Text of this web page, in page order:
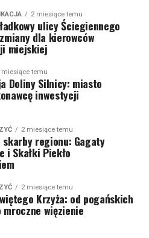
2 miesiące temu
ulicy Ściegiennego
dla kierowców
miejskiej
miesiące temu
Doliny Silnicy: miasto
inwestycji
2 miesiące temu
skarby regionu: Gagaty
i Skałki Piekło
2 miesiące temu
Krzyża: od pogańskich
mroczne więzienie